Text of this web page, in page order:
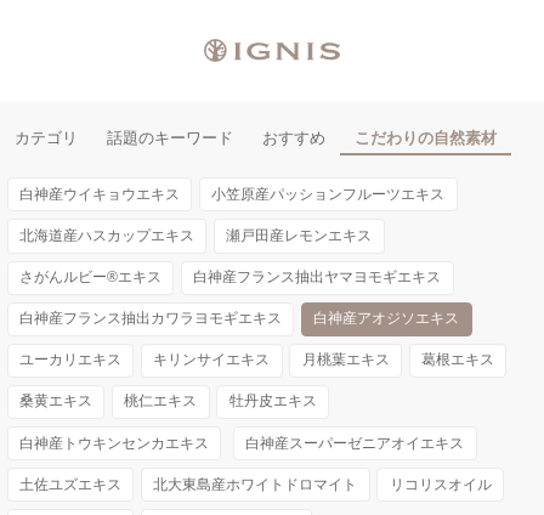
カテゴリ 話題のキーワード おすすめ こだわりの自然素材
白神産ウイキョウエキス 小笠原産パッションフルーツエキス
北海道産ハスカップエキス 瀬戸田産レモンエキス
さがんルビー®エキス 白神産フランス抽出ヤマヨモギエキス
白神産フランス抽出カワラヨモギエキス 白神産アオジソエキス
ユーカリエキス キリンサイエキス 月桃葉エキス 葛根エキス
桑黄エキス 桃仁エキス 牡丹皮エキス
白神産トウキンセンカエキス 白神産スーパーゼニアオイエキス
土佐ユズエキス 北大東島産ホワイトドロマイト リコリスオイル